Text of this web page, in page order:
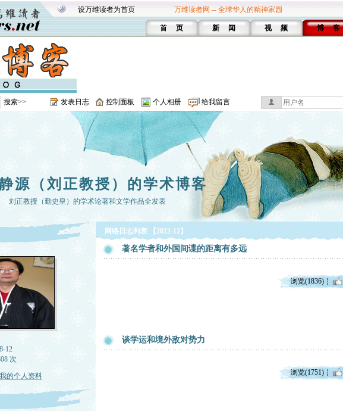
设万维读者为首页 万维读者网 -- 全球华人的精神家园
首 页 新 闻 视 频 博 客
搜索>> 发表日志 控制面板 个人相册 给我留言
源（刘正教授）的学术博客
刘正教授（勤史皇）的学术论著和文学作品全发表
12
次
的个人资料
网络日志列表 【2022-12】
著名学者和外国间谍的距离有多远
浏览(1836)
谈学运和境外敌对势力
浏览(1751)